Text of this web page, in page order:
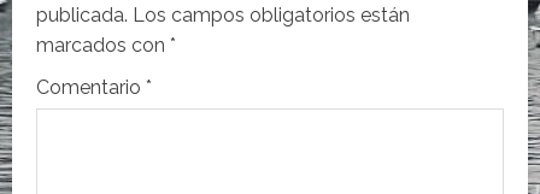
i
ó
publicada. Los campos obligatorios están
marcados con *
Comentario *